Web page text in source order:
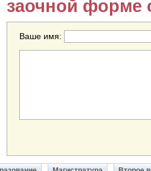
заочной форме
Ваше имя: